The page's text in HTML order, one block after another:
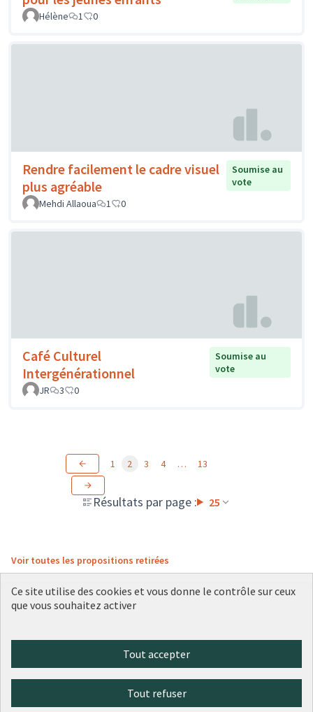
Hélène
1 0
Rendre facilement le cadre visuel
plus agréable
Soumise au
vote
Mehdi Allaoua
1 0
Café Culturel
Intergénérationnel
Soumise au
vote
JR
3 0
Résultats par page : 25
1 2 3 4 … 13
Voir toutes les propositions retirées
(Lien externe)
(Lien externe)
(Lien externe)
(Lien externe)
(Lien externe)
Ce site utilise des cookies et vous donne le contrôle sur ceux
que vous souhaitez activer
Tout accepter
Tout refuser